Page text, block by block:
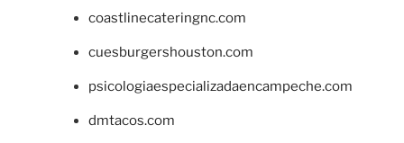
coastlinecateringnc.com
cuesburgershouston.com
psicologiaespecializadaencampeche.com
dmtacos.com